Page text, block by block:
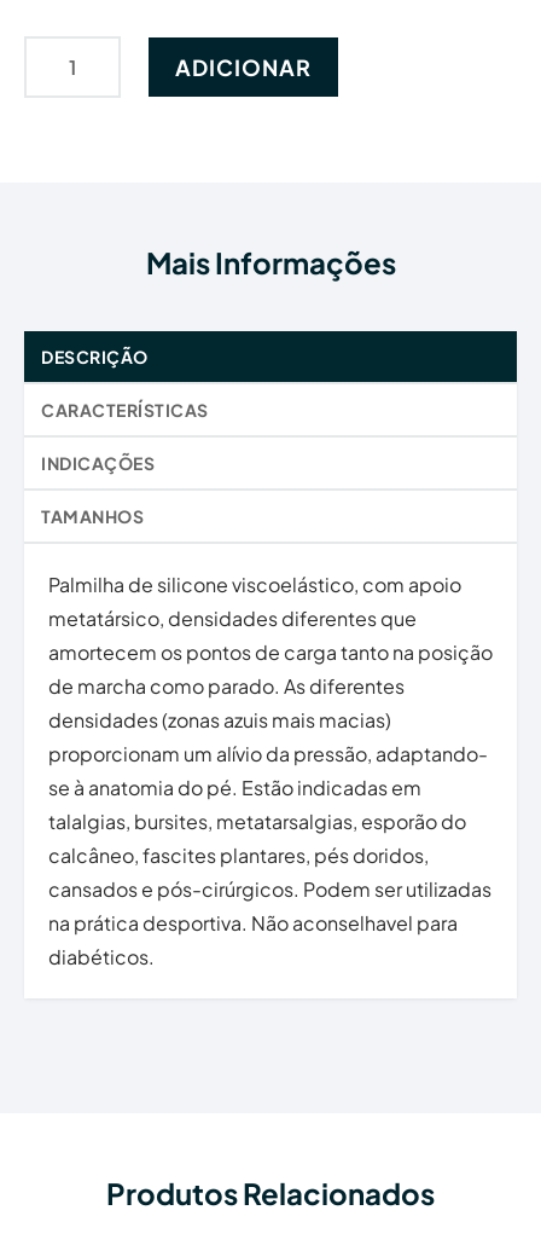
ADICIONAR
Mais Informações
DESCRIÇÃO
CARACTERÍSTICAS
INDICAÇÕES
TAMANHOS
Palmilha de silicone viscoelástico, com apoio
metatársico, densidades diferentes que
amortecem os pontos de carga tanto na posição
de marcha como parado. As diferentes
densidades (zonas azuis mais macias)
proporcionam um alívio da pressão, adaptando-
se à anatomia do pé. Estão indicadas em
talalgias, bursites, metatarsalgias, esporão do
calcâneo, fascites plantares, pés doridos,
cansados e pós-cirúrgicos. Podem ser utilizadas
na prática desportiva. Não aconselhavel para
diabéticos.
Produtos Relacionados